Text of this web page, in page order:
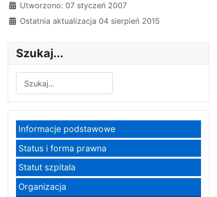
Szukaj...
Informacje podstawowe
Status i forma prawna
Statut szpitala
Organizacja
Utworzono: 07 styczeń 2007
Ostatnia aktualizacja 04 sierpień 2015